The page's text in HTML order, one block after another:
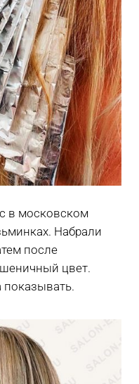
в московском
Набрали
после
цвет.